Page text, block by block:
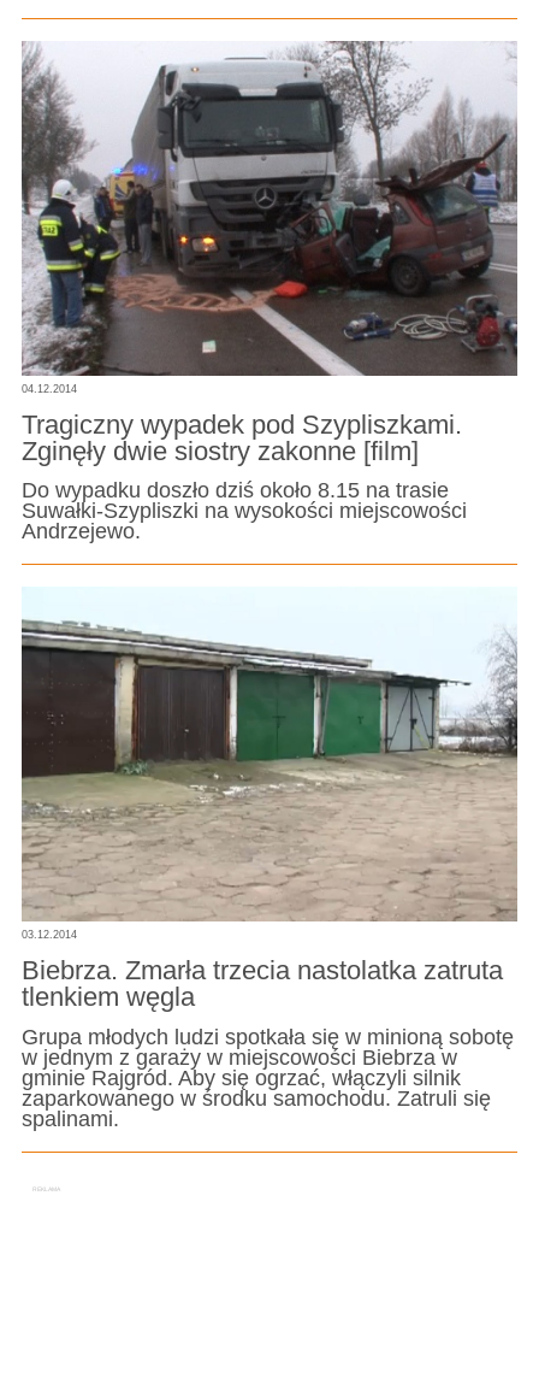
04.12.2014
Tragiczny wypadek pod Szypliszkami.
Zginęły dwie siostry zakonne [film]
Do wypadku doszło dziś około 8.15 na trasie
Suwałki-Szypliszki na wysokości miejscowości
Andrzejewo.
03.12.2014
Biebrza. Zmarła trzecia nastolatka zatruta
tlenkiem węgla
Grupa młodych ludzi spotkała się w minioną sobotę
w jednym z garaży w miejscowości Biebrza w
gminie Rajgród. Aby się ogrzać, włączyli silnik
zaparkowanego w środku samochodu. Zatruli się
spalinami.